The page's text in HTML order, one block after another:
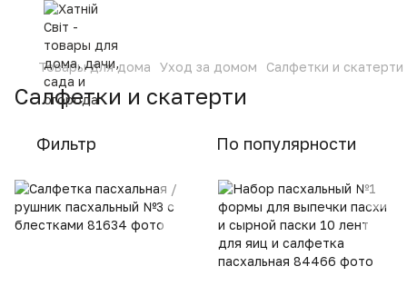
Товары для дома Уход за домом Салфетки и скатерти
Салфетки и скатерти
Фильтр По популярности